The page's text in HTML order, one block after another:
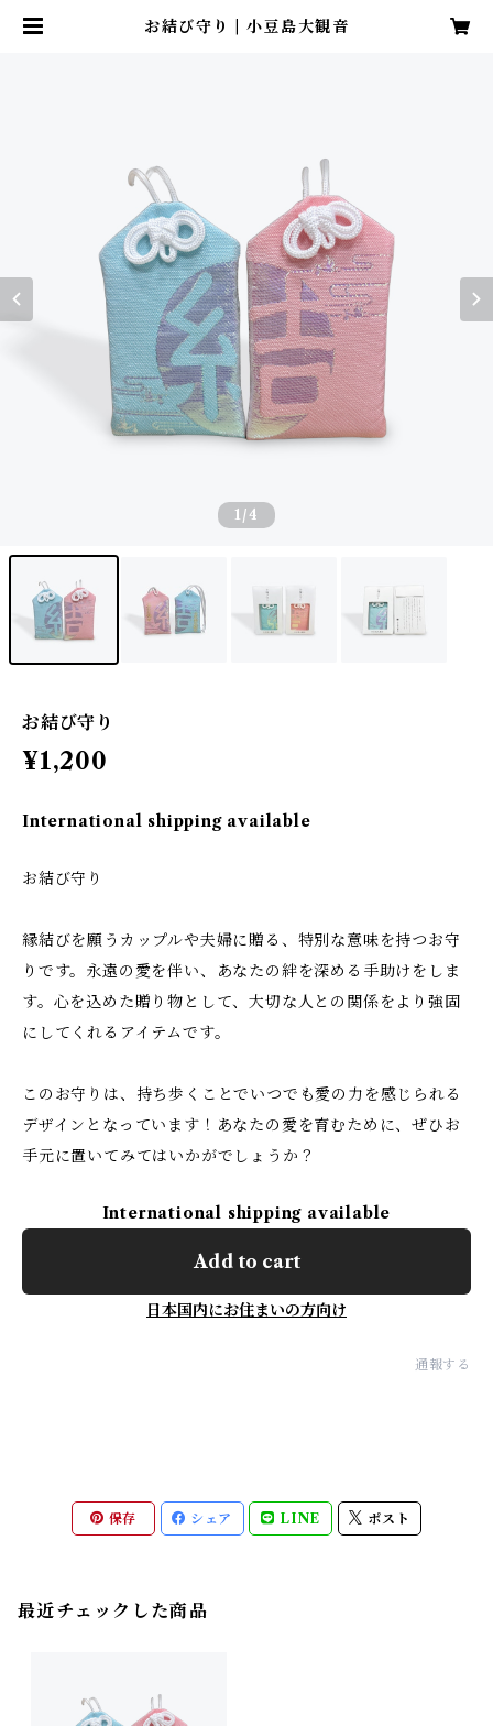
お結び守り | 小豆島大観音
1 /4
お結び守り
¥1,200
International shipping available
お結び守り
縁結びを願うカップルや夫婦に贈る、特別な意味を持つお守
りです。永遠の愛を伴い、あなたの絆を深める手助けをしま
す。心を込めた贈り物として、大切な人との関係をより強固
にしてくれるアイテムです。
このお守りは、持ち歩くことでいつでも愛の力を感じられる
デザインとなっています！あなたの愛を育むために、ぜひお
手元に置いてみてはいかがでしょうか？
International shipping available
Add to cart
日本国内にお住まいの方向け
通報する
保存 シェア LINE ポスト
最近チェックした商品